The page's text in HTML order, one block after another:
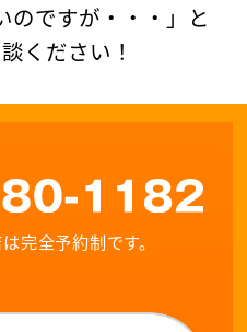
のですが・・・」と
ください！
完全予約制です。